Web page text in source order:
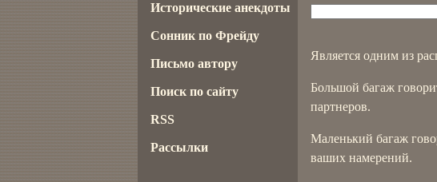
Является одним из
Большой багаж
партнеров.
Маленький багаж
ваших намерений.
Исторические анекдоты
Сонник по Фрейду
Письмо автору
Поиск по сайту
RSS
Рассылки